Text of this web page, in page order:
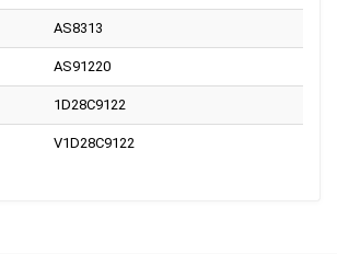
AS8313
AS91220
1D28C9122
V1D28C9122